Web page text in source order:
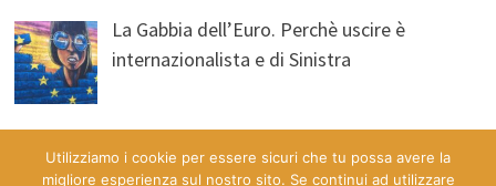
La Gabbia dell’Euro. Perchè uscire è
internazionalista e di Sinistra
Utilizziamo i cookie per essere sicuri che tu possa avere la
migliore esperienza sul nostro sito. Se continui ad utilizzare